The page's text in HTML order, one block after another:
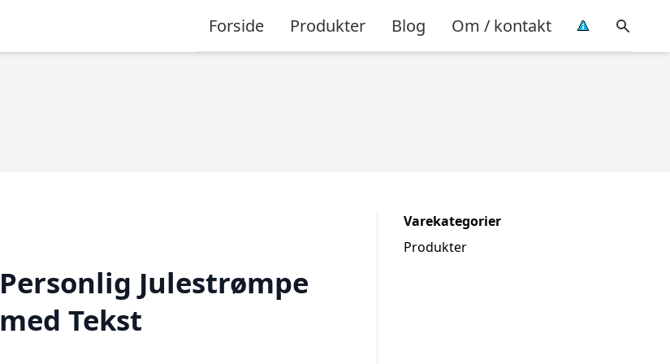
Forside Produkter Blog Om / kontakt
Personlig Julestrømpe
med Tekst
Varekategorier
Produkter